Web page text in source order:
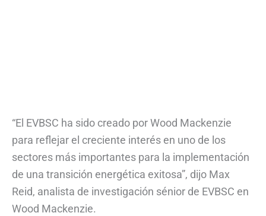
“El EVBSC ha sido creado por Wood Mackenzie
para reflejar el creciente interés en uno de los
sectores más importantes para la implementación
de una transición energética exitosa”, dijo Max
Reid, analista de investigación sénior de EVBSC en
Wood Mackenzie.